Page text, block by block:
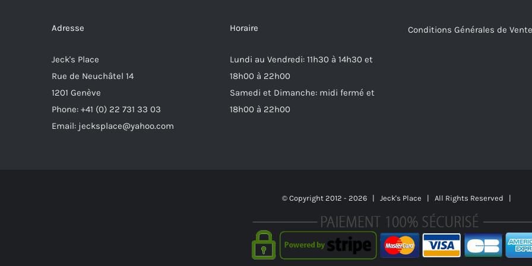
Adresse
Jeck's Place
Rue de Neuchâtel 14
1201 Genève
Phone: +41 (0) 22 731 33 03
Email: jecksplace@yahoo.com
Horaire
Lundi au Vendredi: 11h30 à 14h30 et
18h00 à 22h00
Samedi et Dimanche: midi fermé et
18h00 à 22h00
Conditions Générales de Vente
© Copyright 2012 - 2026 | Jeck's Place | All Rights Reserved |